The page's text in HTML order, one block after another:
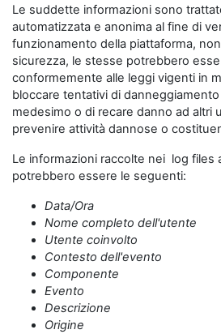
Le suddette informazioni sono
automatizzata e anonima al fine di
funzionamento della piattaforma,
sicurezza, le stesse potrebbero
conformemente alle leggi vigenti in
bloccare tentativi di
medesimo o di recare danno ad altri
prevenire attività dannose o
Le informazioni raccolte nei log files
potrebbero essere le seguenti:
Data/Ora
Nome completo dell'utente
Utente coinvolto
Contesto dell'evento
Componente
Evento
Descrizione
Origine